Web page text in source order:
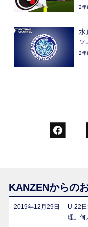
2年
水
2年
KANZENからの
2019年12月29日
U-22
理。何